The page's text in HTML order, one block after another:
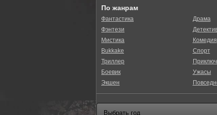
По жанрам
Фантастика
Фэнтези
Мистика
Bukkake
Триллер
Боевик
Экшен
Драма
Комедия
Спорт
Ужасы